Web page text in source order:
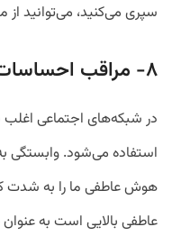
سپری می‌کنید، می‌توانید از
۸- مراقب احساسات خود باشید
در شبکه‌های اجتماعی اغلب
استفاده می‌شود. وابستگی
هوش عاطفی ما را به شدت
عاطفی بالایی است به